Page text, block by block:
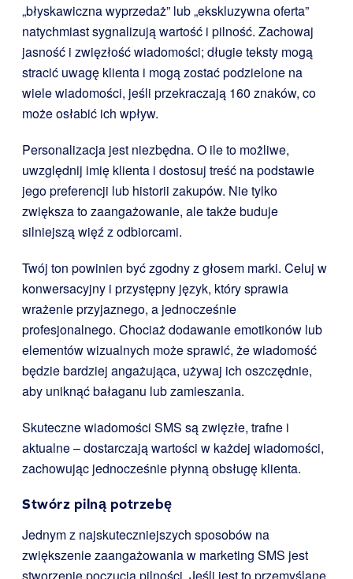
„błyskawiczna wyprzedaż” lub „ekskluzywna oferta”
natychmiast sygnalizują wartość i pilność. Zachowaj
jasność i zwięzłość wiadomości; długie teksty mogą
stracić uwagę klienta i mogą zostać podzielone na
wiele wiadomości, jeśli przekraczają 160 znaków, co
może osłabić ich wpływ.
Personalizacja jest niezbędna. O ile to możliwe,
uwzględnij imię klienta i dostosuj treść na podstawie
jego preferencji lub historii zakupów. Nie tylko
zwiększa to zaangażowanie, ale także buduje
silniejszą więź z odbiorcami.
Twój ton powinien być zgodny z głosem marki. Celuj w
konwersacyjny i przystępny język, który sprawia
wrażenie przyjaznego, a jednocześnie
profesjonalnego. Chociaż dodawanie emotikonów lub
elementów wizualnych może sprawić, że wiadomość
będzie bardziej angażująca, używaj ich oszczędnie,
aby uniknąć bałaganu lub zamieszania.
Skuteczne wiadomości SMS są zwięzłe, trafne i
aktualne – dostarczają wartości w każdej wiadomości,
zachowując jednocześnie płynną obsługę klienta.
Stwórz pilną potrzebę
Jednym z najskuteczniejszych sposobów na
zwiększenie zaangażowania w marketing SMS jest
stworzenie poczucia pilności. Jeśli jest to przemyślane,